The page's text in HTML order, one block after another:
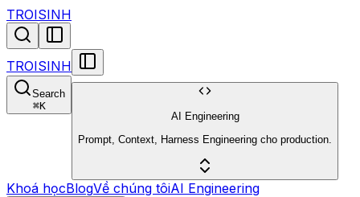
TROISINH
TROISINH
Search
⌘K
AI Engineering
Prompt, Context, Harness Engineering cho production.
Khoá họcBlogVề chúng tôiAI Engineering